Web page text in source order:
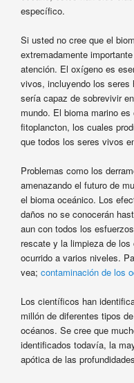
específico.
Si usted no cree que el
extremadamente
atención. El oxígeno es
vivos, incluyendo los seres
sería capaz de sobrevivir
mundo. El bioma marino
fitoplancton, los cuales
que todos los seres vivos
Problemas como los
amenazando el futuro de
el bioma oceánico. Los
daños no se conocerán
aun con todos los
rescate y la limpieza de
ocurrido a varios niveles.
vea; contaminación de los
Los científicos han
millón de diferentes tipos
océanos. Se cree que
identificados todavía, la
apótica de las